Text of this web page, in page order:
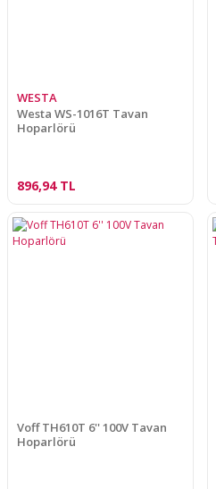
WESTA
Westa WS-1016T Tavan
Hoparlörü
896,94 TL
Voff TH610T 6'' 100V Tavan
Hoparlörü